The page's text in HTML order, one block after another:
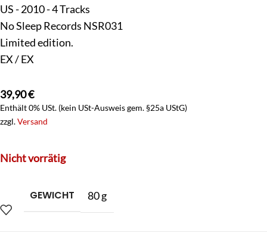
US - 2010 - 4 Tracks
No Sleep Records NSR031
Limited edition.
EX / EX
39,90€
Enthält 0% USt. (kein USt-Ausweis gem. §25a UStG)
zzgl.Versand
Nicht vorrätig
GEWICHT 80 g